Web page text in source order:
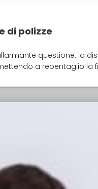
di polizze
questione: la
a repentaglio la